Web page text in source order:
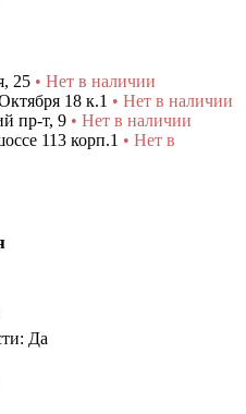
25 • Нет в наличии
18 к.1 • Нет в наличии
пр-т, 9 • Нет в наличии
113 корп.1 • Нет в
Да